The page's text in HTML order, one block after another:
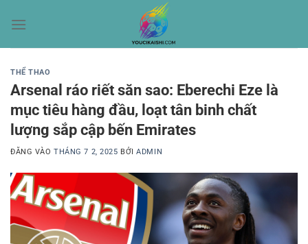
qua
THỂ THAO
Arsenal ráo riết săn sao: Eberechi Eze là
mục tiêu hàng đầu, loạt tân binh chất
lượng sắp cập bến Emirates
ĐĂNG VÀOTHÁNG 7 2, 2025 BỞIADMIN